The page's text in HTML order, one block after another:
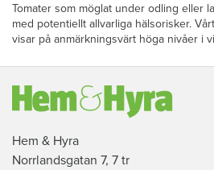
Tomater som möglat under odling eller
med potentiellt allvarliga hälsorisker.
visar på anmärkningsvärt höga nivåer i
Hem & Hyra
Norrlandsgatan 7, 7 tr